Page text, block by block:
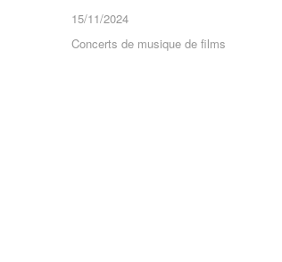
Publié
le
15/11/2024
Catégories
Concerts de musique de films